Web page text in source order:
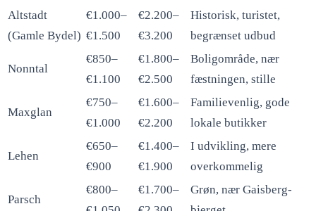
Altstadt
(Gamle Bydel)
€1.000–
€1.500
€2.200–
€3.200
Historisk, turistet,
begrænset udbud
Nonntal
€850–
€1.100
€1.800–
€2.500
Boligområde, nær
fæstningen, stille
Maxglan
€750–
€1.000
€1.600–
€2.200
Familievenlig, gode
lokale butikker
Lehen
€650–
€900
€1.400–
€1.900
I udvikling, mere
overkommelig
Parsch
€800–
€1.700–
Grøn, nær Gaisberg-